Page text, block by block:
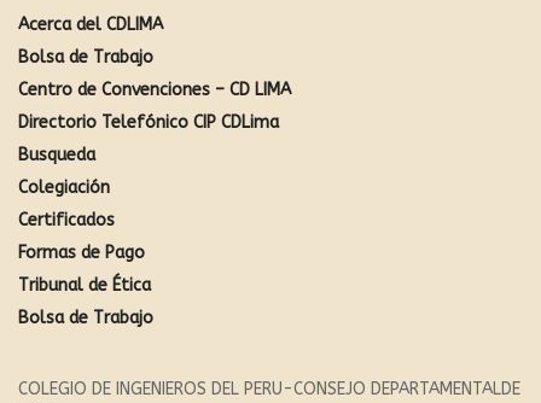
Acerca del CDLIMA
Bolsa de Trabajo
Centro de Convenciones – CD LIMA
Directorio Telefónico CIP CDLima
Busqueda
Colegiación
Certificados
Formas de Pago
Tribunal de Ética
Bolsa de Trabajo
COLEGIO DE INGENIEROS DEL PERU-CONSEJO DEPARTAMENTALDE